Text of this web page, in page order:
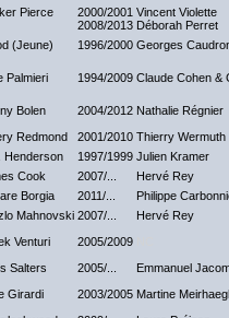
Pierce 2000/2001 Vincent Violette
2008/2013 Déborah Perret
(Jeune) 1996/2000 Georges
Palmieri 1994/2009 Claude Cohen &
Bolen 2004/2012 Nathalie Régnier
Redmond 2001/2010 Thierry Wermuth
Henderson 1997/1999 Julien Kramer
Cook 2007/...
Hervé Rey
Borgia 2011/...
Philippe
Mahnovski 2007/...
Hervé Rey
Venturi 2005/2009
Salters 2005/...
Emmanuel
Girardi 2003/2005 Martine